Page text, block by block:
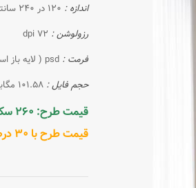
اندازه : 120 در 240 سانتی متر
رزولوشن : 72 dpi
فرمت : psd ( لایه باز است )
حجم فایل : 101.58 مگابایت
قیمت طرح: 260 سکه
قیمت طرح با 30 درصد تخفیف: 182 سکه